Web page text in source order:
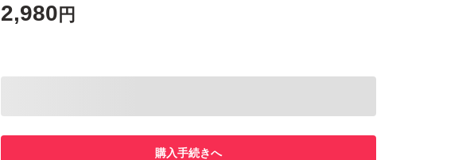
2,980 円
購入手続きへ